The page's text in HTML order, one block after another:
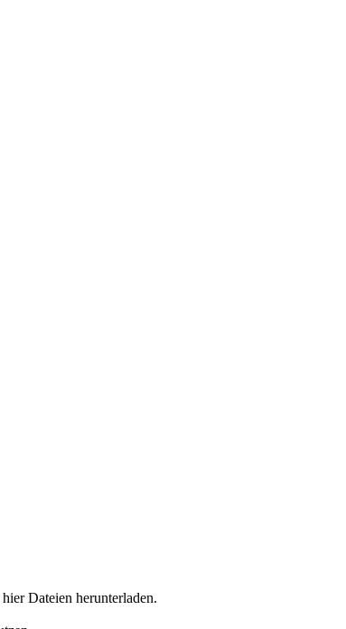
Dateien herunterladen.